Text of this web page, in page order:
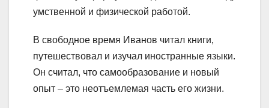
умственной и физической работой.
В свободное время Иванов читал книги,
путешествовал и изучал иностранные языки.
Он считал, что самообразование и новый
опыт – это неотъемлемая часть его жизни.